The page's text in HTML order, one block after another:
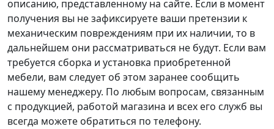
описанию, представленному на сайте. Если в момент
получения вы не зафиксируете ваши претензии к
механическим повреждениям при их наличии, то в
дальнейшем они рассматриваться не будут. Если вам
требуется сборка и установка приобретенной
мебели, вам следует об этом заранее сообщить
нашему менеджеру. По любым вопросам, связанным
с продукцией, работой магазина и всех его служб вы
всегда можете обратиться по телефону.